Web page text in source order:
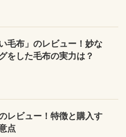
毛布」のレビュー！妙な
をした毛布の実力は？
レビュー！特徴と購入す
点